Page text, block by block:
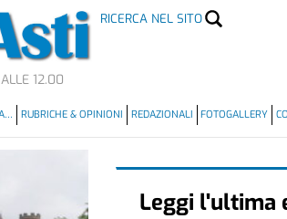
RICERCA NEL SITO
12.00
RUBRICHE & OPINIONI REDAZIONALI FOTOGALLERY
Leggi l'ultima